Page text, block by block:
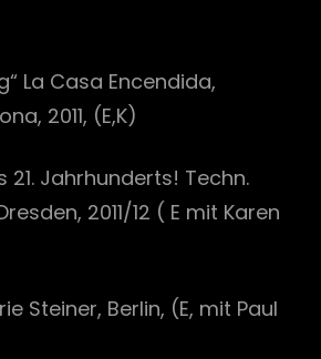
La Casa Encendida,
2011, (E,K)
21. Jahrhunderts! Techn.
2011/12 ( E mit Karen
Steiner, Berlin, (E, mit Paul